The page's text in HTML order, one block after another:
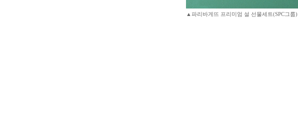
▲파리바게뜨 프리미엄 설 선물세트(SPC그룹)